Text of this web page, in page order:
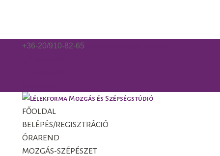
+36-20/910-82-65
FŐOLDAL
BELÉPÉS/REGISZTRÁCIÓ
ÓRAREND
MOZGÁS-SZÉPÉSZET